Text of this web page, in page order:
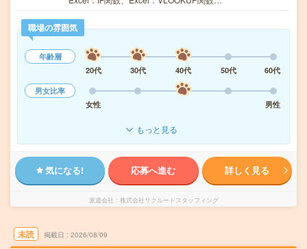
職場の雰囲気
年齢層
20代
30代 40代 50代
60代
男女比率
女性
男性
もっと見る
気になる! 応募へ進む 詳しく見る
派遣会社 株式会社リクルートスタッフィング
未読 掲載日 2026/08/09